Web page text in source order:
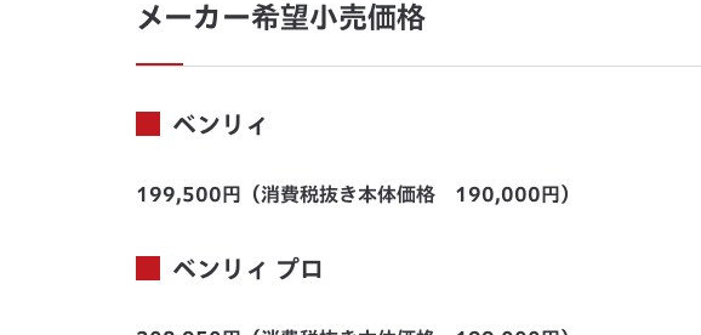
メーカー希望小売価格
ベンリィ
199,500円（消費税抜き本体価格 190,000円）
ベンリィ プロ